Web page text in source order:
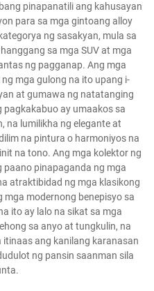
pinapanatili ang kahusayan
para sa mga gintoang alloy
ng sasakyan, mula sa
sa mga SUV at mga
ng pagganap. Ang mga
mga gulong na ito upang i-
at gumawa ng natatanging
ay umaakos sa
na lumilikha ng elegante at
na pintura o harmoniyos na
na tono. Ang mga kolektor ng
paano pinapaganda ng mga
atraktibidad ng mga klasikong
modernong benepisyo sa
ito ay lalo na sikat sa mga
sa anyo at tungkulin, na
ang kanilang karanasan
ng pansin saanman sila